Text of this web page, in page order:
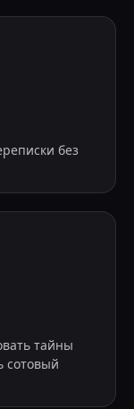
без
тайны
сотовый